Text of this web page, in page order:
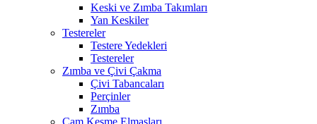
Keski ve Zımba Takımları
Yan Keskiler
Testereler
Testere Yedekleri
Testereler
Zımba ve Çivi Çakma
Çivi Tabancaları
Perçinler
Zımba
Cam Kesme Elmasları